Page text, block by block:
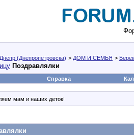
(Днепропетровска) > ДОМ И СЕМЬЯ >
Поздравлялки
Справка
мам и наших деток!